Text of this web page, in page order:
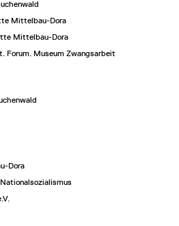
Mittelbau-Dora
Mittelbau-Dora
Forum. Museum Zwangsarbeit im
Dora